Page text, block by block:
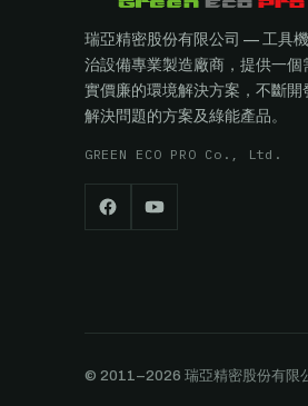
瑞亞精密股份有限公司 — 工具
治設備專業製造廠商，提供一個
實價廉的環境解決方案，不斷開
解決問題的方案及綠能產品。
GREEN ECO PRO Co., Ltd.
© 2011–2026 瑞亞精密股份有限